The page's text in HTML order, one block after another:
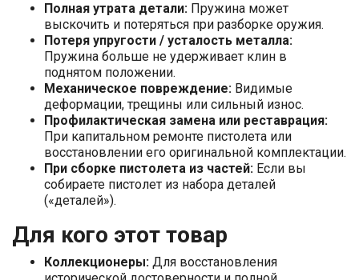
Полная утрата детали: Пружина может
выскочить и потеряться при разборке оружия.
Потеря упругости / усталость металла:
Пружина больше не удерживает клин в
поднятом положении.
Механическое повреждение: Видимые
деформации, трещины или сильный износ.
Профилактическая замена или реставрация:
При капитальном ремонте пистолета или
восстановлении его оригинальной комплектации.
При сборке пистолета из частей: Если вы
собираете пистолет из набора деталей
(«деталей»).
Для кого этот товар
Коллекционеры: Для восстановления